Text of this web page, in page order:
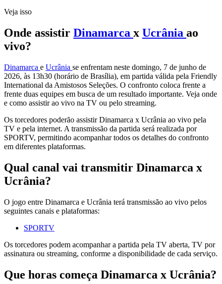
Veja isso
Onde assistir Dinamarca x Ucrânia ao
vivo?
Dinamarca e Ucrânia se enfrentam neste domingo, 7 de junho de
2026, às 13h30 (horário de Brasília), em partida válida pela Friendly
International da Amistosos Seleções. O confronto coloca frente a
frente duas equipes em busca de um resultado importante. Veja onde
e como assistir ao vivo na TV ou pelo streaming.
Os torcedores poderão assistir Dinamarca x Ucrânia ao vivo pela
TV e pela internet. A transmissão da partida será realizada por
SPORTV, permitindo acompanhar todos os detalhes do confronto
em diferentes plataformas.
Qual canal vai transmitir Dinamarca x
Ucrânia?
O jogo entre Dinamarca e Ucrânia terá transmissão ao vivo pelos
seguintes canais e plataformas:
SPORTV
Os torcedores podem acompanhar a partida pela TV aberta, TV por
assinatura ou streaming, conforme a disponibilidade de cada serviço.
Que horas começa Dinamarca x Ucrânia?